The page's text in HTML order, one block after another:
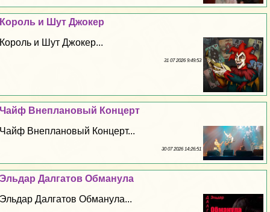
Король и Шут Джокер
Король и Шут Джокер...
31 07 2026 9:49:53
Чайф Внеплановый Концерт
Чайф Внеплановый Концерт...
30 07 2026 14:26:51
Эльдар Далгатов Обманула
Эльдар Далгатов Обманула...